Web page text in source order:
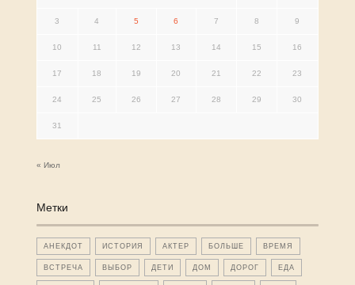
3 4 5 6 7 8 9
10 11 12 13 14 15 16
17 18 19 20 21 22 23
24 25 26 27 28 29 30
31
« Июл
Метки
АНЕКДОТ ИСТОРИЯ АКТЕР БОЛЬШЕ ВРЕМЯ
ВСТРЕЧА ВЫБОР ДЕТИ ДОМ ДОРОГ ЕДА